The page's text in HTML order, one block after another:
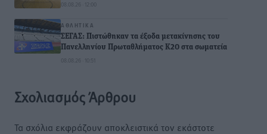
08.08.26 · 12:00
ΑΘΛΗΤΙΚΆ
ΣΕΓΑΣ: Πιστώθηκαν τα έξοδα μετακίνησης του
Πανελληνίου Πρωταθλήματος Κ20 στα σωματεία
08.08.26 · 10:51
Σχολιασμός Άρθρου
Τα σχόλια εκφράζουν αποκλειστικά τον εκάστοτε